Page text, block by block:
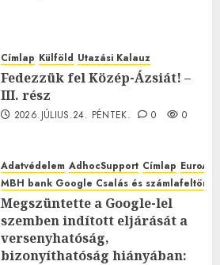
Címlap Külföld Utazási Kalauz
Fedezzük fel Közép-Ázsiát! –
III. rész
2026.JÚLIUS.24. PÉNTEK. 0 0
Adatvédelem AdhocSupport Címlap
MBH bank Google Csalás és
Megszüntette a Google-lel
szemben indított eljárását a
versenyhatóság,
bizonyíthatóság hiányában: